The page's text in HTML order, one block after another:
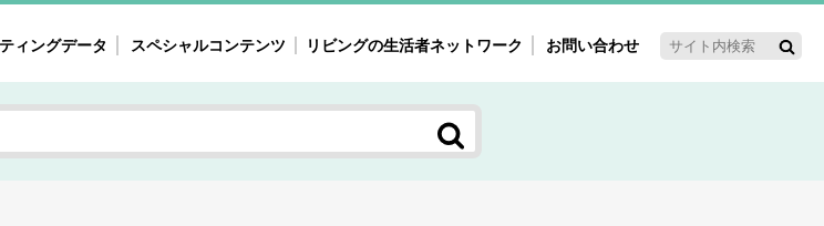
ィングデータ スペシャルコンテンツ
消費がリアルに見える
ポート
注目ターゲット・重点テーマ
40'ｓ～60'ｓマーケット研究室
リビングの生活者ネットワーク お問い合わせ